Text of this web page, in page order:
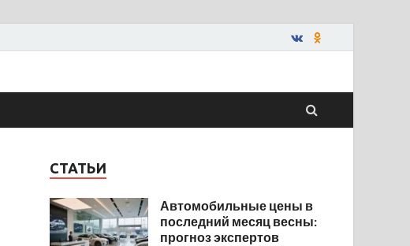
СТАТЬИ
Автомобильные цены в
последний месяц весны:
прогноз экспертов